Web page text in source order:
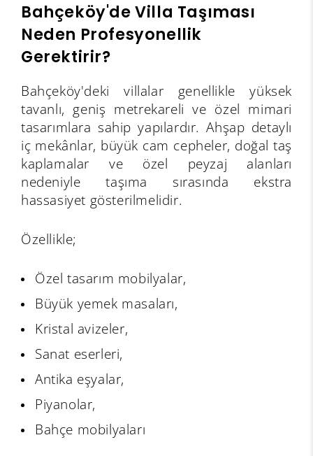
Bahçeköy'de Villa Taşıması
Neden Profesyonellik
Gerektirir?
Bahçeköy'deki villalar genellikle yüksek
tavanlı, geniş metrekareli ve özel mimari
tasarımlara sahip yapılardır. Ahşap detaylı
iç mekânlar, büyük cam cepheler, doğal taş
kaplamalar ve özel peyzaj alanları
nedeniyle taşıma sırasında ekstra
hassasiyet gösterilmelidir.
Özellikle;
Özel tasarım mobilyalar,
Büyük yemek masaları,
Kristal avizeler,
Sanat eserleri,
Antika eşyalar,
Piyanolar,
Bahçe mobilyaları